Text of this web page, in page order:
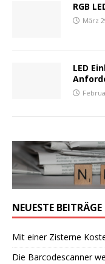
RGB
März
LED
NEUESTE BEITRÄGE
Mit einer Zisterne
Die Barcodescanner